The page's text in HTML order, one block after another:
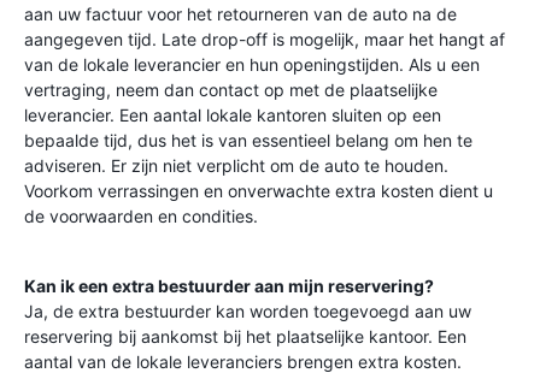
aan uw factuur voor het retourneren van de auto na de
aangegeven tijd. Late drop-off is mogelijk, maar het hangt af
van de lokale leverancier en hun openingstijden. Als u een
vertraging, neem dan contact op met de plaatselijke
leverancier. Een aantal lokale kantoren sluiten op een
bepaalde tijd, dus het is van essentieel belang om hen te
adviseren. Er zijn niet verplicht om de auto te houden.
Voorkom verrassingen en onverwachte extra kosten dient u
de voorwaarden en condities.
Kan ik een extra bestuurder aan mijn reservering?
Ja, de extra bestuurder kan worden toegevoegd aan uw
reservering bij aankomst bij het plaatselijke kantoor. Een
aantal van de lokale leveranciers brengen extra kosten.